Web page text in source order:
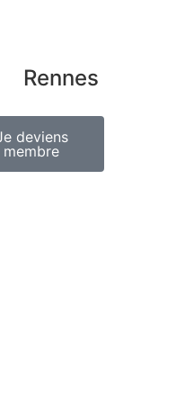
Rennes
deviens
membre